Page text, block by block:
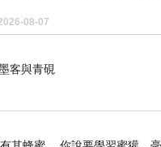
才知道到咖啡居然可
什麼不能呢?當然可
部分是我老闆送的
了點，有點喧賓奪主
08-07
墨客與青硯 ⊕